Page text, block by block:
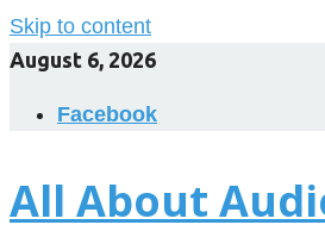
Skip to content
August 6, 2026
Facebook
All About